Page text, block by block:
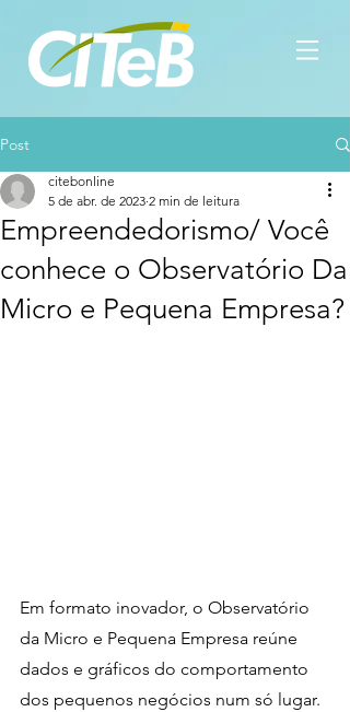
Post
Empreendedorismo/ Você
conhece o Observatório Da
Micro e Pequena Empresa?
citebonline
5 de abr. de 2023 2 min de leitura
Em formato inovador, o Observatório
da Micro e Pequena Empresa reúne
dados e gráficos do comportamento
dos pequenos negócios num só lugar.